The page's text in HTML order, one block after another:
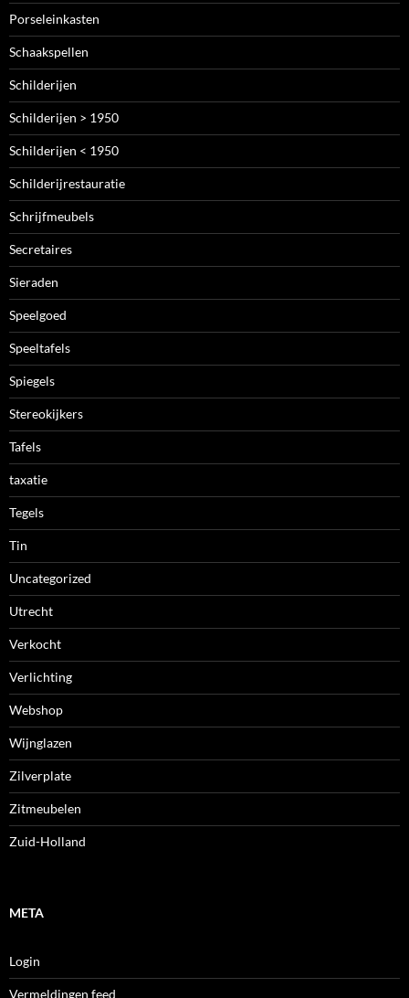
Porseleinkasten
Schaakspellen
Schilderijen
Schilderijen > 1950
Schilderijen < 1950
Schilderijrestauratie
Schrijfmeubels
Secretaires
Sieraden
Speelgoed
Speeltafels
Spiegels
Stereokijkers
Tafels
taxatie
Tegels
Tin
Uncategorized
Utrecht
Verkocht
Verlichting
Webshop
Wijnglazen
Zilverplate
Zitmeubelen
Zuid-Holland
META
Login
Vermeldingen feed